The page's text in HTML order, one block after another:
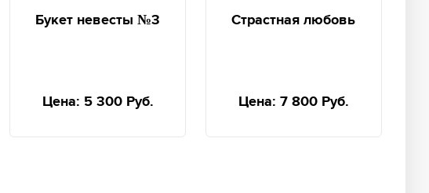
Букет невесты №3
Цена: 5 300 Руб.
Страстная любовь
Цена: 7 800 Руб.